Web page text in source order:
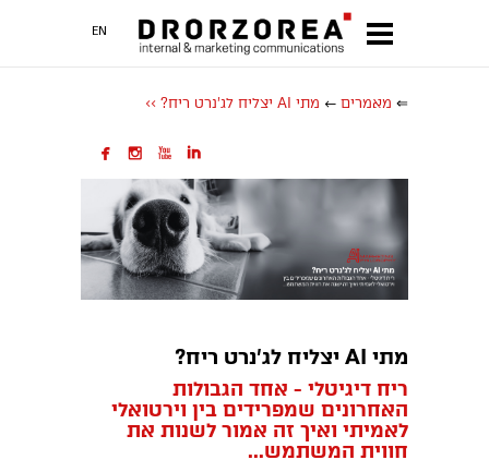
EN
⇐ מאמרים ← מתי AI יצליח לג'נרט ריח? >>
   
מתי יצליח לג'נרט ריח?
ריח דיגיטלי - אחד הגבולות
האחרונים שמפרידים בין וירטואלי
לאמיתי ואיך זה אמור לשנות את
חווית המשתמש...